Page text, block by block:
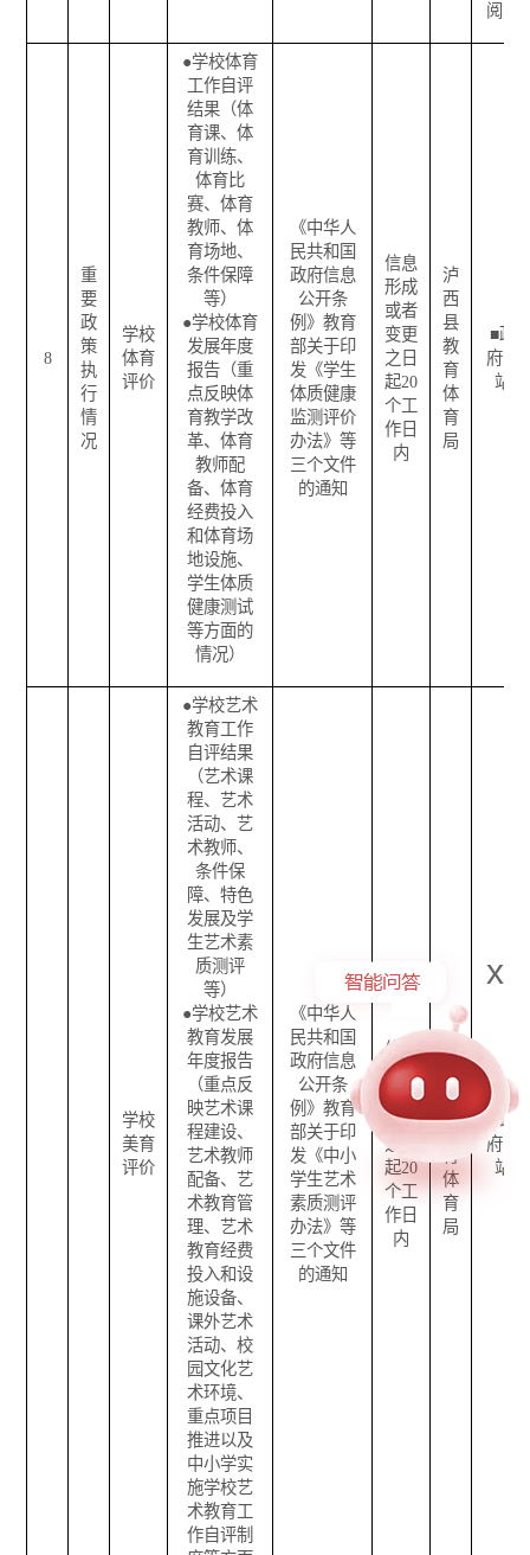
阅点
8
重
要
政
策
执
行
情
况
学校
体育
评价
●学校体育
工作自评
结果（体
育课、体
育训练、
体育比
赛、体育
教师、体
育场地、
条件保障
等）
●学校体育
发展年度
报告（重
点反映体
育教学改
革、体育
教师配
备、体育
经费投入
和体育场
地设施、
学生体质
健康测试
等方面的
情况）
《中华人
民共和国
政府信息
公开条
例》教育
部关于印
发《学生
体质健康
监测评价
办法》等
三个文件
的通知
信息
形成
或者
变更
之日
起20
个工
作日
内
泸
西
县
教
育
体
育
局
■政
府网
站
学校
美育
评价
●学校艺术
教育工作
自评结果
（艺术课
程、艺术
活动、艺
术教师、
条件保
障、特色
发展及学
生艺术素
质测评
等）
●学校艺术
教育发展
年度报告
（重点反
映艺术课
程建设、
艺术教师
配备、艺
术教育管
理、艺术
教育经费
投入和设
施设备、
课外艺术
活动、校
园文化艺
术环境、
重点项目
推进以及
中小学实
施学校艺
术教育工
作自评制
《中华人
民共和国
政府信息
公开条
例》教育
部关于印
发《中小
学生艺术
素质测评
办法》等
三个文件
的通知
信息
形成
或者
变更
之日
起20
个工
作日
内
泸
西
育
体
育
局
政
府网
站
x